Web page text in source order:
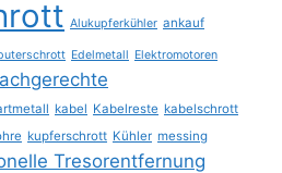
Alukupferkühler ankauf
Edelmetall Elektromotoren
kabel Kabelreste kabelschrott
kupferschrott Kühler messing
Tresorentfernung